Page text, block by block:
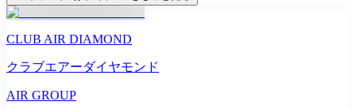
CLUB AIR DIAMOND
クラブエアーダイヤモンド
AIR GROUP